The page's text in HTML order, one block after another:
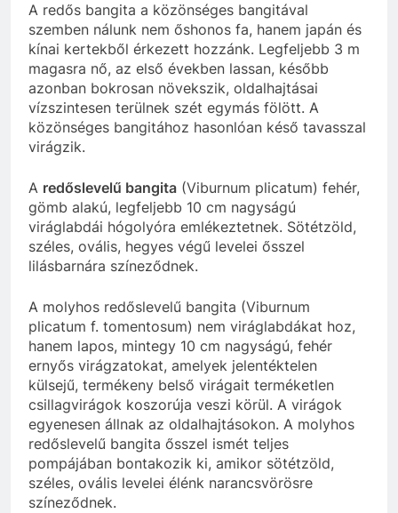
A redős bangita a közönséges bangitával
szemben nálunk nem őshonos fa, hanem japán és
kínai kertekből érkezett hozzánk. Legfeljebb 3 m
magasra nő, az első években lassan, később
azonban bokrosan növekszik, oldalhajtásai
vízszintesen terülnek szét egymás fölött. A
közönséges bangitához hasonlóan késő tavasszal
virágzik.
A redőslevelű bangita (Viburnum plicatum) fehér,
gömb alakú, legfeljebb 10 cm nagyságú
viráglabdái hógolyóra emlékeztetnek. Sötétzöld,
széles, ovális, hegyes végű levelei ősszel
lilásbarnára színeződnek.
A molyhos redőslevelű bangita (Viburnum
plicatum f. tomentosum) nem viráglabdákat hoz,
hanem lapos, mintegy 10 cm nagyságú, fehér
ernyős virágzatokat, amelyek jelentéktelen
külsejű, termékeny belső virágait terméketlen
csillagvirágok koszorúja veszi körül. A virágok
egyenesen állnak az oldalhajtásokon. A molyhos
redőslevelű bangita ősszel ismét teljes
pompájában bontakozik ki, amikor sötétzöld,
széles, ovális levelei élénk narancsvörösre
színeződnek.